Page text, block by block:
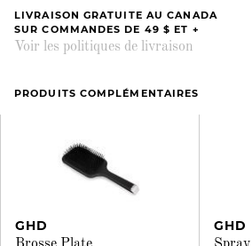
LIVRAISON GRATUITE AU CANADA
SUR COMMANDES DE 49 $ ET +
Voir les politiques de livraison
PRODUITS COMPLÉMENTAIRES
GHD GHD